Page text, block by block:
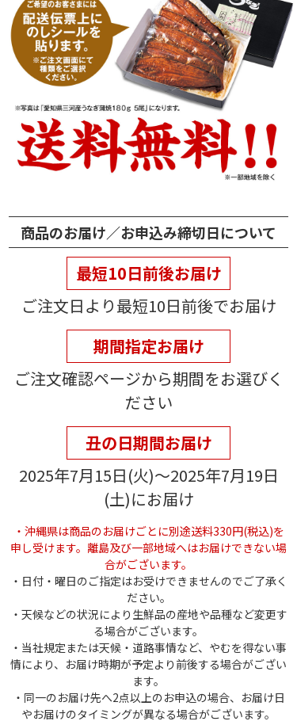
商品のお届け／お申込み締切日について
最短10日前後お届け
ご注文日より最短10日前後でお届け
期間指定お届け
ご注文確認ページから期間をお選びく
ださい
丑の日期間お届け
2025年7月15日(火)～2025年7月19日
(土)にお届け
・沖縄県は商品のお届けごとに別途送料330円(税込)を
申し受けます。離島及び一部地域へはお届けできない場
合がございます。
・日付・曜日のご指定はお受けできませんのでご了承く
ださい。
・天候などの状況により生鮮品の産地や品種など変更す
る場合がございます。
・当社規定または天候・道路事情など、やむを得ない事
情により、お届け時期が予定より前後する場合がござい
ます。
・同一のお届け先へ2点以上のお申込の場合、お届け日
やお届けのタイミングが異なる場合がございます。